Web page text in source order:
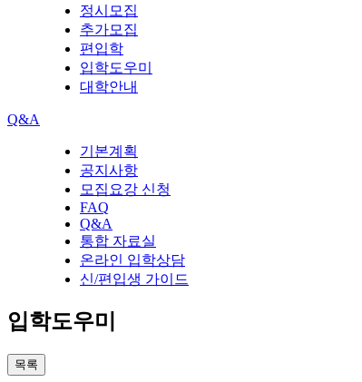
정시모집
추가모집
편입학
입학도우미
대학안내
Q&A
기본계획
공지사항
모집요강 신청
FAQ
Q&A
통합 자료실
온라인 입학상담
신/편입생 가이드
입학도우미
목록